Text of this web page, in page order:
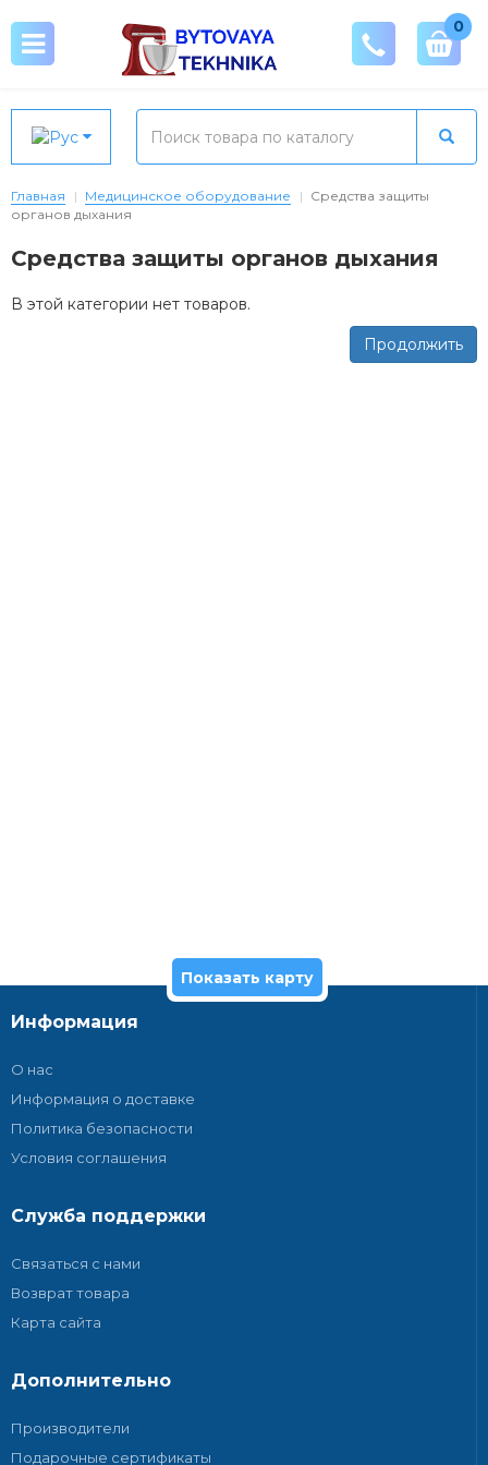
0
Главная Медицинское оборудование
Средства защиты
органов дыхания
Средства защиты органов дыхания
В этой категории нет товаров.
Продолжить
Показать карту
Информация
О нас
Информация о доставке
Политика безопасности
Условия соглашения
Служба поддержки
Связаться с нами
Возврат товара
Карта сайта
Дополнительно
Производители
Подарочные сертификаты